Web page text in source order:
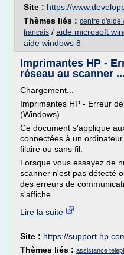
Site : https://
Thèmes liés : centre d'aide
francais / aide microsoft
aide windows 8
Imprimantes HP -
réseau au scanner ...
Chargement...
Imprimantes HP - Erreur
(Windows)
Ce document s'applique
connectées à un
filaire ou sans fil.
Lorsque vous essayez de
scanner n'est pas détecté
des erreurs de
s'affiche...
Lire la suite
Site : https://
Thèmes liés : assistance